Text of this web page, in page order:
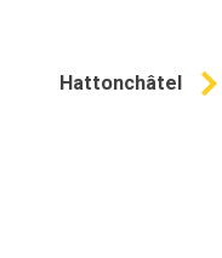
Hattonchâtel